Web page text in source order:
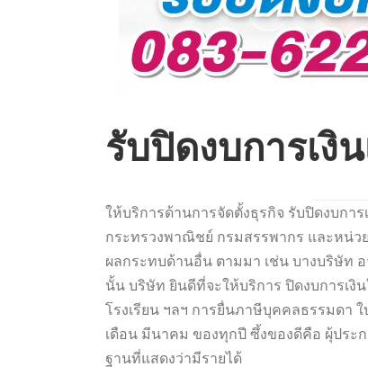
รับปิดงบการเงิ
ให้บริการด้านการจัดตั้งธุรกิจ รับปิดงบกา
กระทรวงพาณิชย์ กรมสรรพากร และหน่ว
ผลกระทบด้านอื่น ตามมา เช่น บางบริษัท อ
นั้น บริษัท ยินดีที่จะให้บริการ ปิดงบการเ
โรงเรียน ฯลฯ การยื่นภาษีบุคคลธรรมดา
เดือน มีนาคม ของทุกปี ซึ้งของดีคือ ผุ้ประ
ฐานที่แสดงว่ามีรายได้